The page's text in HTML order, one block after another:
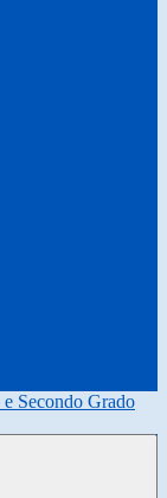
Secondo Grado